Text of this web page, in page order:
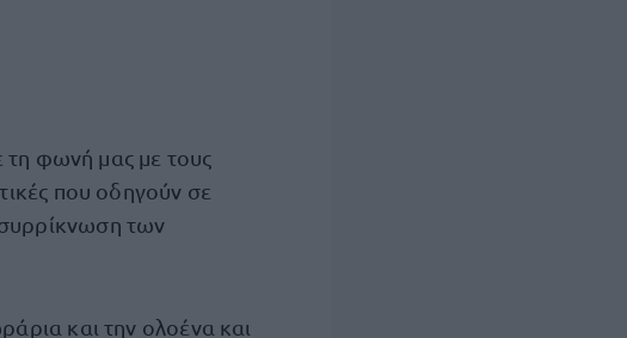
τη φωνή μας με τους
που οδηγούν σε
των
και την ολοένα και